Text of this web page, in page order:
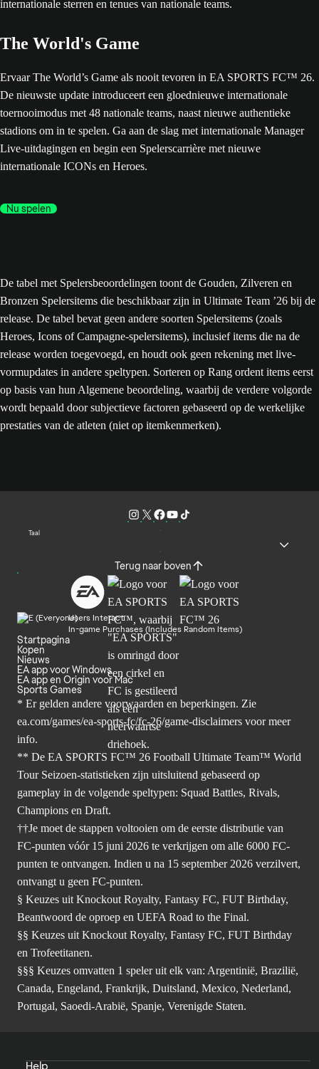
The World's Game
Ervaar The World’s Game als nooit tevoren in EA SPORTS FC™ 26.
De nieuwste update introduceert een gloednieuwe internationale
toernooimodus met 48 nationale teams, naast nieuwe authentieke
stadions om in te spelen. Ga aan de slag met internationale Manager
Live-uitdagingen en begin een Spelerscarrière met nieuwe
internationale ICONs en Heroes.
Nu spelen
De tabel met Spelersbeoordelingen toont de Gouden, Zilveren en
Bronzen Spelersitems die beschikbaar zijn in Ultimate Team ’26 bij de
release. De tabel bevat geen andere soorten Spelersitems (zoals
Heroes, Icons of Campagne-spelersitems), inclusief items die na de
release worden toegevoegd, en houdt ook geen rekening met live-
vormupdates in andere speltypen. Sorteren op Rang ordent items eerst
op basis van hun Algemene beoordeling, waarbij de verdere volgorde
wordt bepaald door subjectieve factoren gebaseerd op de werkelijke
prestaties van de atleten (niet op itemkenmerken).
Taal
Terug naar boven
Users Interact
In-game Purchases (Includes Random Items)
Startpagina
Kopen
Nieuws
EA app voor Windows
EA app en Origin voor Mac
Sports Games
* Er gelden andere voorwaarden en beperkingen. Zie
ea.com/games/ea-sports-fc/fc-26/game-disclaimers voor meer
info.
** De EA SPORTS FC™ 26 Football Ultimate Team™ World
Tour Seizoen-statistieken zijn uitsluitend gebaseerd op
gameplay in de volgende speltypen: Squad Battles, Rivals,
Champions en Draft.
††Je moet de stappen voltooien om de eerste distributie van
FC-punten vóór 15 juni 2026 te verkrijgen om alle 6000 FC-
punten te ontvangen. Indien u na 15 september 2026 verzilvert,
ontvangt u geen FC-punten.
§ Keuzes uit Knockout Royalty, Fantasy FC, FUT Birthday,
Beantwoord de oproep en UEFA Road to the Final.
§§ Keuzes uit Knockout Royalty, Fantasy FC, FUT Birthday
en Trofeetitanen.
§§§ Keuzes omvatten 1 speler uit elk van: Argentinië, Brazilië,
Canada, Engeland, Frankrijk, Duitsland, Mexico, Nederland,
Portugal, Saoedi-Arabië, Spanje, Verenigde Staten.
Help